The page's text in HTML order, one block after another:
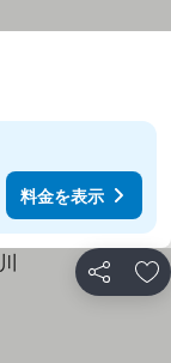
料金を表示
シェア お